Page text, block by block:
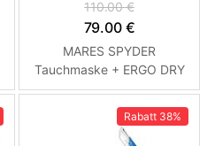
110.00 €
79.00 €
MARES SPYDER
Tauchmaske + ERGO DRY
Trockenschnorchel Modrá
Rabatt 38%